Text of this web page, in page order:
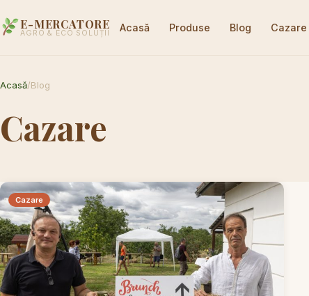
E-MERCATORE
AGRO & ECO SOLUȚII Acasă Produse Blog Cazare
Acasă/Blog
Cazare
Cazare